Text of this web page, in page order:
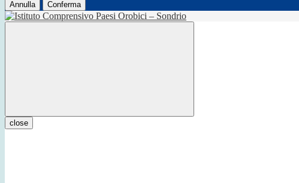
Annulla Conferma
close